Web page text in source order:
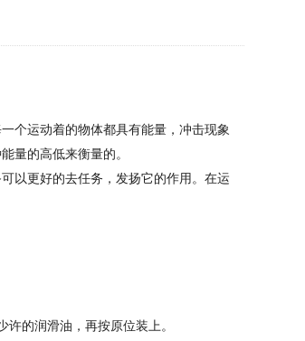
个运动着的物体都具有能量，冲击现象
量的高低来衡量的。
以更好的去任务，发扬它的作用。在运
的润滑油，再按原位装上。